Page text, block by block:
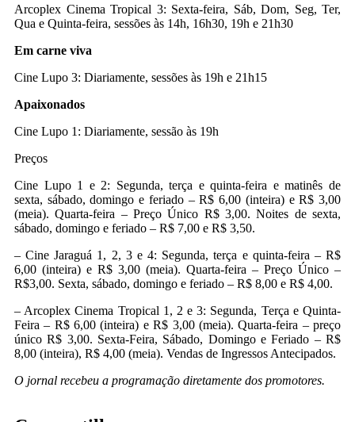
Arcoplex Cinema Tropical 3: Sexta-feira, Sáb, Dom, Seg, Ter,
Qua e Quinta-feira, sessões às 14h, 16h30, 19h e 21h30
Em carne viva
Cine Lupo 3: Diariamente, sessões às 19h e 21h15
Apaixonados
Cine Lupo 1: Diariamente, sessão às 19h
Preços
Cine Lupo 1 e 2: Segunda, terça e quinta-feira e matinês de
sexta, sábado, domingo e feriado – R$ 6,00 (inteira) e R$ 3,00
(meia). Quarta-feira – Preço Único R$ 3,00. Noites de sexta,
sábado, domingo e feriado – R$ 7,00 e R$ 3,50.
– Cine Jaraguá 1, 2, 3 e 4: Segunda, terça e quinta-feira – R$
6,00 (inteira) e R$ 3,00 (meia). Quarta-feira – Preço Único –
R$3,00. Sexta, sábado, domingo e feriado – R$ 8,00 e R$ 4,00.
– Arcoplex Cinema Tropical 1, 2 e 3: Segunda, Terça e Quinta-
Feira – R$ 6,00 (inteira) e R$ 3,00 (meia). Quarta-feira – preço
único R$ 3,00. Sexta-Feira, Sábado, Domingo e Feriado – R$
8,00 (inteira), R$ 4,00 (meia). Vendas de Ingressos Antecipados.
O jornal recebeu a programação diretamente dos promotores.